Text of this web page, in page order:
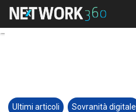
Ultimi articoli Sovranità digitale